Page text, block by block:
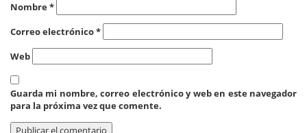
Nombre*
Correo electrónico*
Web
Guarda mi nombre, correo electrónico y web en este navegador
para la próxima vez que comente.